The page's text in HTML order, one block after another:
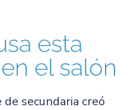
esta
el salón
secundaria creó